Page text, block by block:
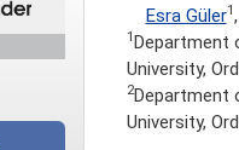
Esra Güler1,
1Department
University,
2Department
University,